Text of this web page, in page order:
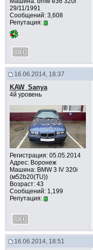
29/11/1991
Сообщений: 3,608
Репутация:
16.06.2014, 18:37
KAW_Sanya
4й уровень
Регистрация: 05.05.2014
Адрес: Воронеж
Машина: BMW 3 IV 320i
(м52b20(TU))
Возраст: 43
Сообщений: 1,199
Репутация:
16.06.2014, 18:51